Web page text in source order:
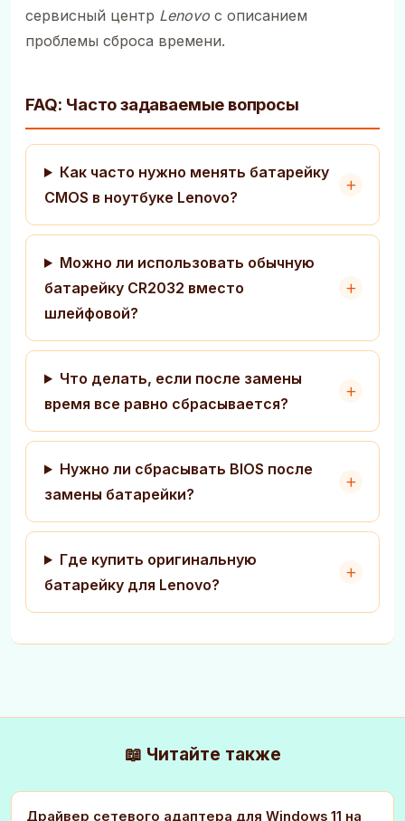
сервисный центр Lenovo с описанием
проблемы сброса времени.
FAQ: Часто задаваемые вопросы
Как часто нужно менять батарейку
CMOS в ноутбуке Lenovo?
Можно ли использовать обычную
батарейку CR2032 вместо
шлейфовой?
Что делать, если после замены
время все равно сбрасывается?
Нужно ли сбрасывать BIOS после
замены батарейки?
Где купить оригинальную
батарейку для Lenovo?
📖 Читайте также
Драйвер сетевого адаптера для Windows 11 на